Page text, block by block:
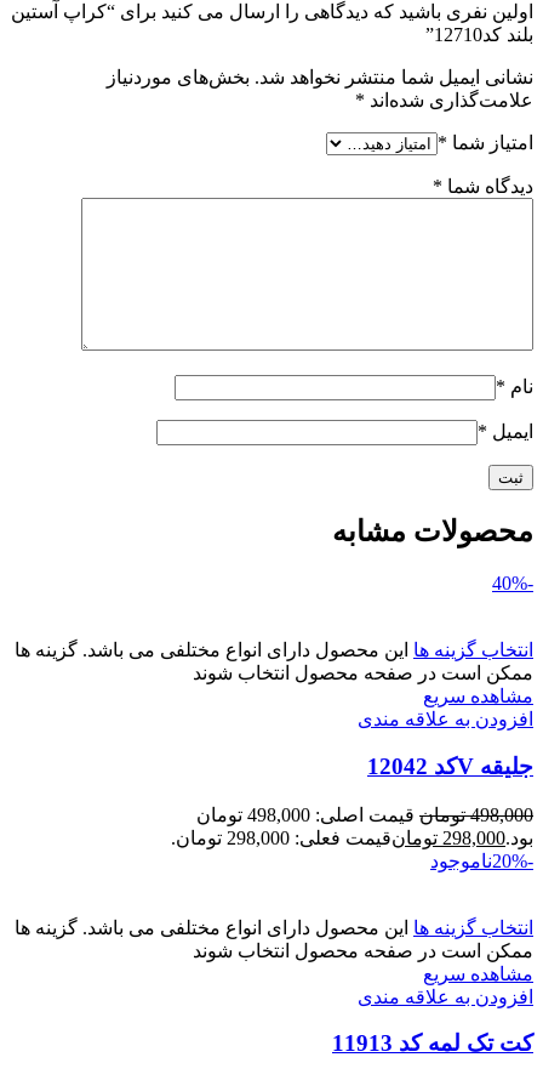
اولین نفری باشید که دیدگاهی را ارسال می کنید برای “کراپ آستین
بلند کد12710”
نشانی ایمیل شما منتشر نخواهد شد. بخش‌های موردنیاز
علامت‌گذاری شده‌اند *
امتیاز شما *
دیدگاه شما *
نام *
ایمیل *
محصولات مشابه
-40%
انتخاب گزینه ها این محصول دارای انواع مختلفی می باشد. گزینه ها
ممکن است در صفحه محصول انتخاب شوند
مشاهده سریع
افزودن به علاقه مندی
جلیقه Vکد 12042
498,000 تومان
قیمت اصلی: 498,000 تومان
بود.298,000 تومانقیمت فعلی: 298,000 تومان.
-20%
ناموجود
انتخاب گزینه ها این محصول دارای انواع مختلفی می باشد. گزینه ها
ممکن است در صفحه محصول انتخاب شوند
مشاهده سریع
افزودن به علاقه مندی
کت تک لمه کد 11913